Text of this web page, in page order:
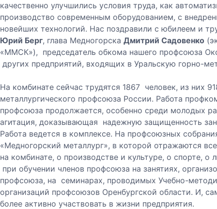
качественно улучшились условия труда, как
производство современным оборудованием, с
новейших технологий. Нас поздравили с юбилеем и
Юрий Берг, глава Медногорска Дмитрий Садовенко
«ММСК»), председатель обкома нашего профсоюза
других предприятий, входящих в Уральскую горно-
На комбинате сейчас трудятся 1867 человек, из них
металлургического профсоюза России. Работа
профсоюза продолжается, особенно среди молодых
агитация, доказывающая надежную защищенность
Работа ведется в комплексе. На профсоюзных
«Медногорский металлург», в которой отражаются
на комбинате, о производстве и культуре, о спорте,
при обучении членов профсоюза на занятиях,
профсоюза, на семинарах, проводимых Учебно-
организаций профсоюзов Оренбургской области. И,
более активно участвовать в жизни предприятия.